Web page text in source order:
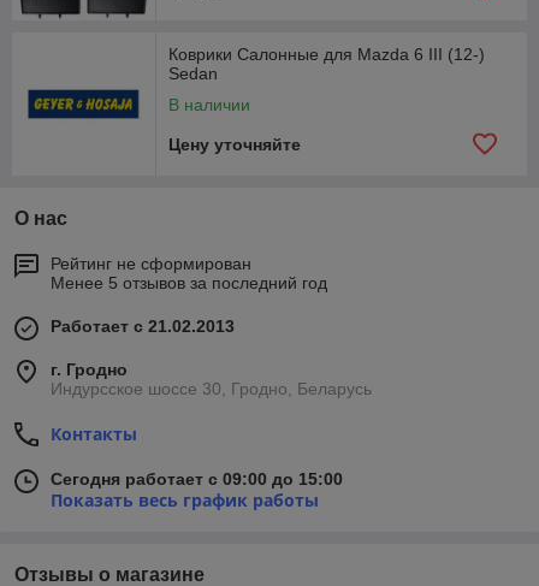
Коврики Салонные для Mazda 6 III (12-)
Sedan
В наличии
Цену уточняйте
О нас
Рейтинг не сформирован
Менее 5 отзывов за последний год
Работает с 21.02.2013
г. Гродно
Индурсское шоссе 30, Гродно, Беларусь
Контакты
Сегодня работает с 09:00 до 15:00
Показать весь график работы
Отзывы о магазине